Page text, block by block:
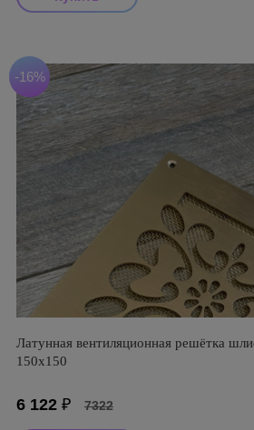
-16%
Латунная вентиляционная решётка
150х150
6 122 ₽ 7322